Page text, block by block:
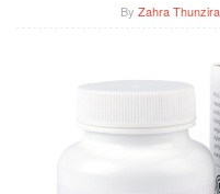
By Zahra Thunzira